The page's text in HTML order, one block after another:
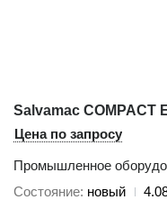
Salvamac COMPACT
Цена по запросу
Промышленное
Состояние новый